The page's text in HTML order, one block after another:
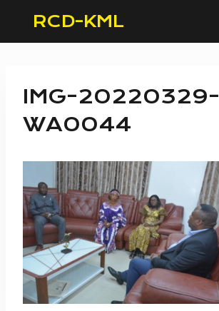
RCD-KML
IMG-20220329-
WA0044